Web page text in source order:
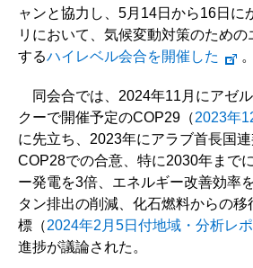
ャンと協力し、5月14日から16日に
リにおいて、気候変動対策のための
するハイレベル会合を開催した 。
同会合では、2024年11月にアゼ
クーで開催予定のCOP29（2023年
に先立ち、2023年にアラブ首長国
COP28での合意、特に2030年まで
ー発電を3倍、エネルギー改善効率
タン排出の削減、化石燃料からの移
標（2024年2月5日付地域・分析レ
進捗が議論された。